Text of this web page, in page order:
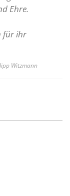
Ehre.
für ihr
Witzmann